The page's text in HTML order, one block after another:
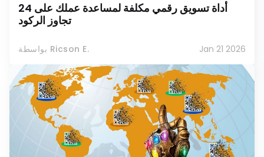
24 أداة تسويق رقمي مكلفة لمساعدة عملك على
تجاوز الركود
بواسطة Ricson E. Jan 21 2026